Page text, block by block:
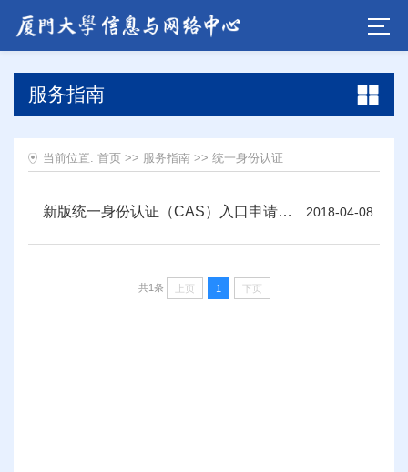
服务指南
当前位置: 首页 >> 服务指南 >> 统一身份认证
新版统一身份认证（CAS）入口申请说明 2018-04-08
共1条 上页 1 下页